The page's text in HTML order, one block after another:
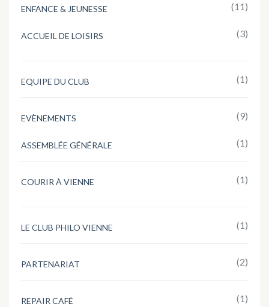
ENFANCE & JEUNESSE (11)
ACCUEIL DE LOISIRS (3)
EQUIPE DU CLUB (1)
EVÈNEMENTS (9)
ASSEMBLÉE GÉNÉRALE (1)
COURIR À VIENNE (1)
LE CLUB PHILO VIENNE (1)
PARTENARIAT (2)
REPAIR CAFÉ (1)